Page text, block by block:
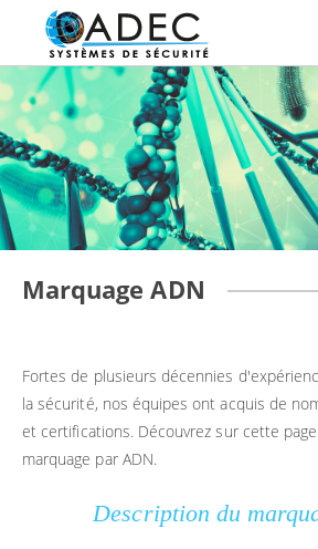
Marquage ADN
Fortes de plusieurs décennies
la sécurité, nos équipes ont acquis de
et certifications. Découvrez sur cette
marquage par ADN.
Description du